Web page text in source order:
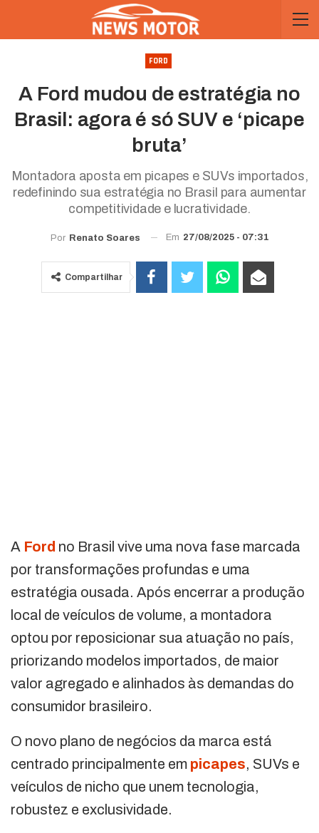
FORD
A Ford mudou de estratégia no
Brasil: agora é só SUV e ‘picape
bruta’
Montadora aposta em picapes e SUVs importados,
redefinindo sua estratégia no Brasil para aumentar
competitividade e lucratividade.
Por Renato Soares Em 27/08/2025 - 07:31
Compartilhar
A Ford no Brasil vive uma nova fase marcada
por transformações profundas e uma
estratégia ousada. Após encerrar a produção
local de veículos de volume, a montadora
optou por reposicionar sua atuação no país,
priorizando modelos importados, de maior
valor agregado e alinhados às demandas do
consumidor brasileiro.
O novo plano de negócios da marca está
centrado principalmente em picapes, SUVs e
veículos de nicho que unem tecnologia,
robustez e exclusividade.